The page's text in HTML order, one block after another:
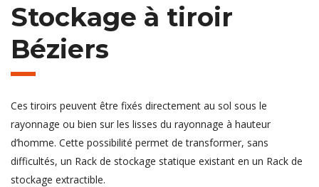
Stockage à tiroir
Béziers
Ces tiroirs peuvent être fixés directement au sol sous le
rayonnage ou bien sur les lisses du rayonnage à hauteur
d’homme. Cette possibilité permet de transformer, sans
difficultés, un Rack de stockage statique existant en un Rack de
stockage extractible.